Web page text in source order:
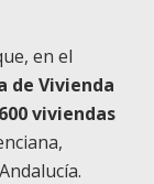
en el
de Vivienda
viviendas